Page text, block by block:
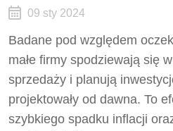
09 sty 2024
Badane pod względem
małe firmy spodziewają się
sprzedaży i planują
projektowały od dawna. To
szybkiego spadku inflacji